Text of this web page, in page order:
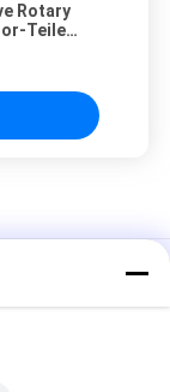
Rotary
Teile
Zylinderkopf
Zylinderkopf
Wartung